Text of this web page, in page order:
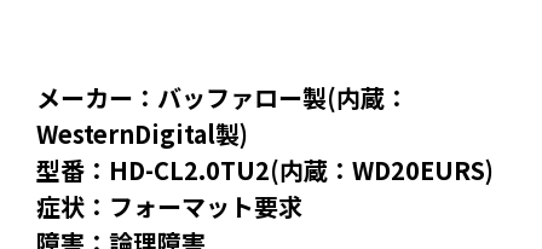
メーカー：バッファロー製(内蔵：
WesternDigital製)
型番：HD-CL2.0TU2(内蔵：WD20EURS)
症状：フォーマット要求